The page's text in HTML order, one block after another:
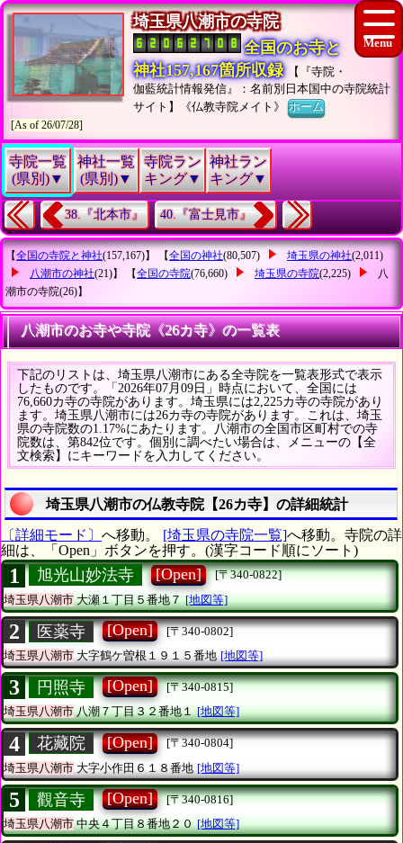
埼玉県八潮市の寺院
全国のお寺と
神社157,167箇所収録
【『寺院・
伽藍統計情報発信』：名前別日本国中の寺院統計
サイト】《仏教寺院メイト》ホーム
[As of 26/07/28]
寺院一覧
(県別)▼
神社一覧
(県別)▼
寺院ラン
キング▼
神社ラン
キング▼
38.『北本市』 40.『富士見市』
【全国の寺院と神社(157,167)】 【全国の神社(80,507) 埼玉県の神社(2,011)
八潮市の神社(21)】 【全国の寺院(76,660) 埼玉県の寺院(2,225)
八
潮市の寺院(26)】
八潮市のお寺や寺院《26カ寺》の一覧表
下記のリストは、埼玉県八潮市にある全寺院を一覧表形式で表示
したものです。「2026年07月09日」時点において、全国には
76,660カ寺の寺院があります。埼玉県には2,225カ寺の寺院があり
ます。埼玉県八潮市には26カ寺の寺院があります。これは、埼玉
県の寺院数の1.17%にあたります。八潮市の全国市区町村での寺
院数は、第842位です。個別に調べたい場合は、メニューの【全
文検索】にキーワードを入力してください。
埼玉県八潮市の仏教寺院【26カ寺】の詳細統計
〔詳細モード〕 へ移動。 [埼玉県の寺院一覧]へ移動。寺院の詳
細は、「Open」ボタンを押す。(漢字コード順にソート)
1 旭光山妙法寺 [Open]
[〒340-0822]
埼玉県八潮市大瀬１丁目５番地７ [地図等]
2 医薬寺 [Open]
[〒340-0802]
埼玉県八潮市大字鶴ケ曽根１９１５番地 [地図等]
3 円照寺 [Open]
[〒340-0815]
埼玉県八潮市八潮７丁目３２番地１ [地図等]
4 花藏院 [Open]
[〒340-0804]
埼玉県八潮市 大字小作田６１８番地 [地図等]
5 觀音寺 [Open]
[〒340-0816]
埼玉県八潮市中央４丁目８番地２０ [地図等]